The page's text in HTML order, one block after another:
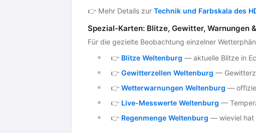
👉 Mehr Details zur Technik und Farbskala des
Spezial-Karten: Blitze, Gewitter, Warnungen
Für die gezielte Beobachtung einzelner
👉 Blitze Weltenburg — aktuelle Blitze in
👉 Gewitterzellen Weltenburg —
👉 Wetterwarnungen Weltenburg —
👉 Live-Messwerte Weltenburg —
👉 Regenmenge Weltenburg — wieviel hat